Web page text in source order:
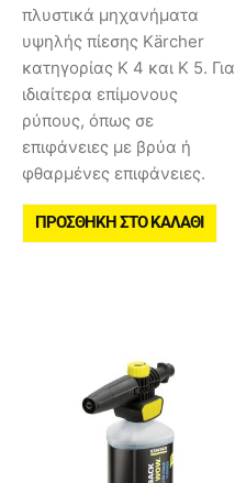
πλυστικά μηχανήματα
υψηλής πίεσης Kärcher
κατηγορίας K 4 και K 5. Για
ιδιαίτερα επίμονους
ρύπους, όπως σε
επιφάνειες με βρύα ή
φθαρμένες επιφάνειες.
ΠΡΟΣΘΉΚΗ ΣΤΟ ΚΑΛΆΘΙ